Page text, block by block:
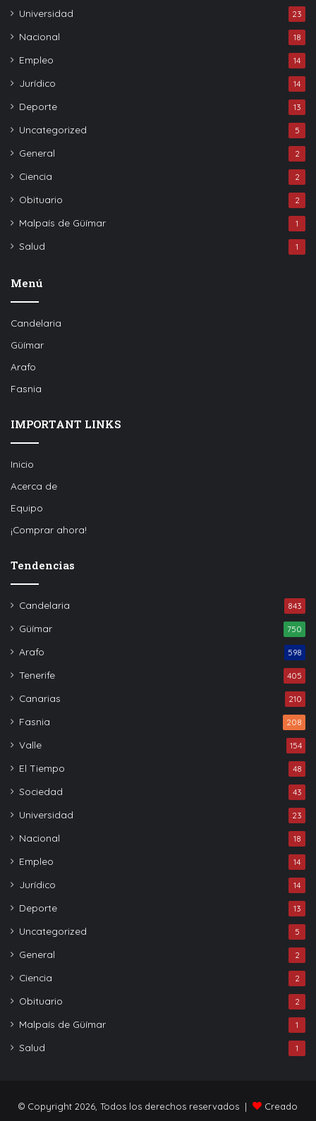
Universidad 23
Nacional 18
Empleo 14
Jurídico 14
Deporte 13
Uncategorized 5
General 2
Ciencia 2
Obituario 2
Malpaís de Güímar 1
Salud 1
Menú
Candelaria
Güímar
Arafo
Fasnia
IMPORTANT LINKS
Inicio
Acerca de
Equipo
¡Comprar ahora!
Tendencias
Candelaria 843
Güímar 750
Arafo 598
Tenerife 405
Canarias 210
Fasnia 208
Valle 154
El Tiempo 48
Sociedad 43
Universidad 23
Nacional 18
Empleo 14
Jurídico 14
Deporte 13
Uncategorized 5
General 2
Ciencia 2
Obituario 2
Malpaís de Güímar 1
Salud 1
© Copyright 2026, Todos los derechos reservados | Creado